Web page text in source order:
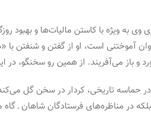
به ویژه با کاستن مالیات‌ها و بهبود
آموختنی است، او از گفتن و شنفتن
‌می‌آفریند. از همین رو سخنگو، در این
در حماسه تاریخی، کردار در سخن گل
مناظره‌های فرستادگان شاهان ـ گاه